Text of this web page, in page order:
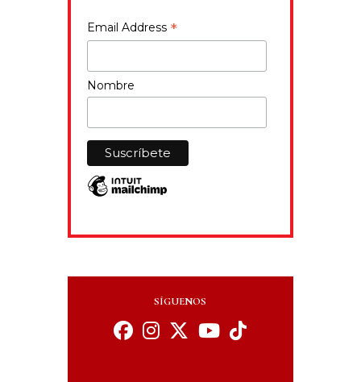
Suscríbete
Email Address *